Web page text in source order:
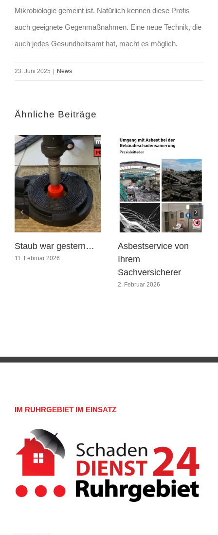
Mikrobiologie gemeint ist. Natürlich kennen diese Profis
auch geeignete Gegenmaßnahmen. Eine neue Technik, die
auch jedes Gesundheitsamt hat, macht es möglich.
23. Juni 2025 | News
Ähnliche Beiträge
Staub war gestern…
11. Februar 2026
Asbestservice von
Ihrem
Sachversicherer
2. Februar 2026
IM RUHRGEBIET IM EINSATZ